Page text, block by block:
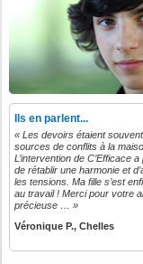
Ils en parlent...
« Les devoirs étaient souvent
sources de conflits à la
L’intervention de C’Efficace
de rétablir une harmonie et
les tensions. Ma fille s’est
au travail ! Merci pour votre
précieuse … »
Véronique P., Chelles